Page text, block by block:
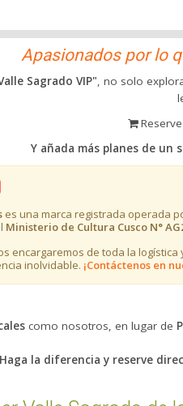
Apasionados por lo
Sagrado VIP", no solo
Y añada más planes de un
es una marca registrada operada
Ministerio de Cultura Cusco N°
encargaremos de toda la
inolvidable. ¡Contáctenos en
como nosotros, en lugar de
la diferencia y reserve